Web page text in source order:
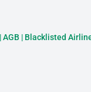
|AGB | Blacklisted